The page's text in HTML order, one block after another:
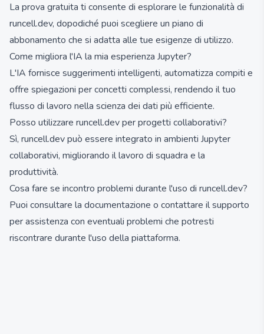
La prova gratuita ti consente di esplorare le funzionalità di
runcell.dev, dopodiché puoi scegliere un piano di
abbonamento che si adatta alle tue esigenze di utilizzo.
Come migliora l'IA la mia esperienza Jupyter?
L'IA fornisce suggerimenti intelligenti, automatizza compiti e
offre spiegazioni per concetti complessi, rendendo il tuo
flusso di lavoro nella scienza dei dati più efficiente.
Posso utilizzare runcell.dev per progetti collaborativi?
Sì, runcell.dev può essere integrato in ambienti Jupyter
collaborativi, migliorando il lavoro di squadra e la
produttività.
Cosa fare se incontro problemi durante l'uso di runcell.dev?
Puoi consultare la documentazione o contattare il supporto
per assistenza con eventuali problemi che potresti
riscontrare durante l'uso della piattaforma.